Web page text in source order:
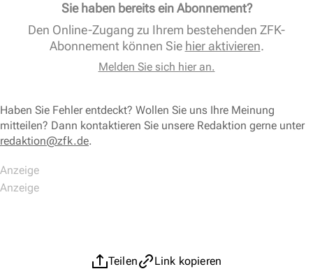
Sie haben bereits ein Abonnement?
Den Online-Zugang zu Ihrem bestehenden ZFK-
Abonnement können Sie hier aktivieren.
Melden Sie sich hier an.
Haben Sie Fehler entdeckt? Wollen Sie uns Ihre Meinung
mitteilen? Dann kontaktieren Sie unsere Redaktion gerne unter
redaktion@zfk.de.
Teilen
Link kopieren